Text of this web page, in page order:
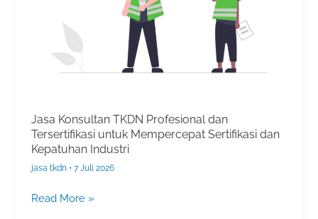
Jasa Konsultan TKDN Profesional dan
Tersertifikasi untuk Mempercepat Sertifikasi dan
Kepatuhan Industri
jasa tkdn •7 Juli 2026
Tersertifikasi
Mempercepat
Sertifikasi
Industri
Read More »